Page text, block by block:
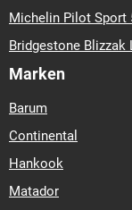
Michelin Pilot Sport
Bridgestone Blizzak
Marken
Barum
Continental
Hankook
Matador